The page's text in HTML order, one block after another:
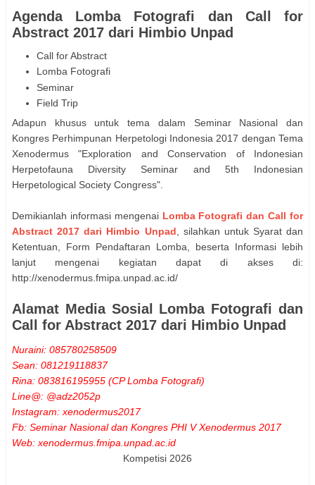
Agenda Lomba Fotografi dan Call for
Abstract 2017 dari Himbio Unpad
Call for Abstract
Lomba Fotografi
Seminar
Field Trip
Adapun khusus untuk tema dalam Seminar Nasional dan
Kongres Perhimpunan Herpetologi Indonesia 2017 dengan Tema
Xenodermus "Exploration and Conservation of Indonesian
Herpetofauna Diversity Seminar and 5th Indonesian
Herpetological Society Congress".
Demikianlah informasi mengenai Lomba Fotografi dan Call for
Abstract 2017 dari Himbio Unpad, silahkan untuk Syarat dan
Ketentuan, Form Pendaftaran Lomba, beserta Informasi lebih
lanjut mengenai kegiatan dapat di akses di:
http://xenodermus.fmipa.unpad.ac.id/
Alamat Media Sosial Lomba Fotografi dan
Call for Abstract 2017 dari Himbio Unpad
Nuraini: 085780258509
Sean: 081219118837
Rina: 083816195955 (CP Lomba Fotografi)
Line@: @adz2052p
Instagram: xenodermus2017
Fb: Seminar Nasional dan Kongres PHI V Xenodermus 2017
Web: xenodermus.fmipa.unpad.ac.id
Kompetisi 2026